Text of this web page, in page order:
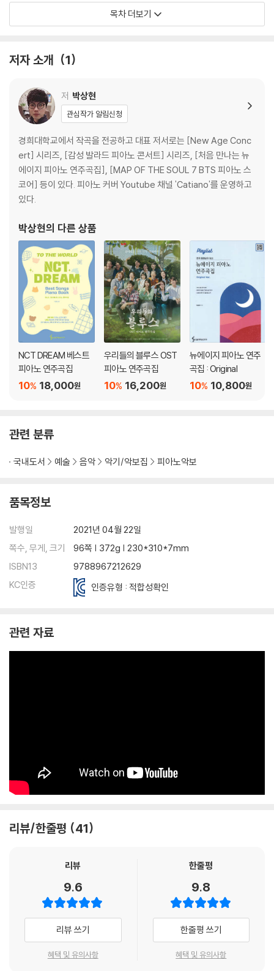
●마녀 배달부 키키
따스함에 안겨진다면 | 맑은 날에 | 바다가 보이는 마을
때로는 옛 이야기를
●귀를 기울이면
컨트리 로드
●모노노케 히메
모노노케 히메 | 아시타카의 전설
●센과 치히로의 행방불명
또 다시 | 어느 여름날 | 언제나 몇 번이라도
●고양이의 보은
바람이 되어
●하울의 움직이는 성
세계의 약속 | 인생의 회전목마
●벼랑 위의 포뇨
벼랑 위의 포뇨
●코쿠리코 언덕에서
이별의 여름
목차 더보기
저자 소개 1
저 박상현
관심작가 알림신청
경희대학교에서 작곡을 전공하고 대표 저서로는 [New Age Conc
ert] 시리즈, [감성 발라드 피아노 콘서트] 시리즈, [처음 만나는 뉴
에이지 피아노 연주곡집], [MAP OF THE SOUL 7 BTS 피아노 스
코어] 등이 있다. 피아노 커버 Youtube 채널 'Catiano'를 운영하고
있다.
박상현의 다른 상품
NCT DREAM 베스트
피아노 연주곡집
18,000원
10%
우리들의 블루스 OST
피아노 연주곡집
16,200원
10%
뉴에이지 피아노 연주
곡집 : Original
10,800원
10%
관련 분류
국내도서 예술 음악 악기/악보집 피아노악보
품목정보
발행일
2021년 04월 22일
쪽수, 무게, 크기
96쪽 | 372g | 230*310*7mm
ISBN13
9788967212629
KC인증
인증유형 : 적합성확인
관련 자료
리뷰/한줄평 41
리뷰
9.6
리뷰 쓰기
혜택 및 유의사항
한줄평
9.8
한줄평 쓰기
혜택 및 유의사항